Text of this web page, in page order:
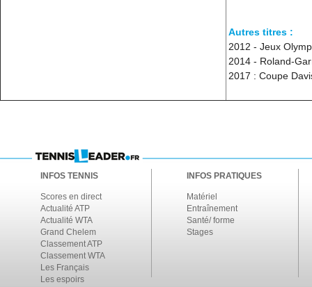
Autres titres :
2012 - Jeux
2014 - Roland-
2017 : Coupe
INFOS TENNIS
Scores en direct
Actualité ATP
Actualité WTA
Grand Chelem
Classement ATP
Classement WTA
Les Français
Les espoirs
INFOS PRATIQUES
Matériel
Entraînement
Santé/ forme
Stages